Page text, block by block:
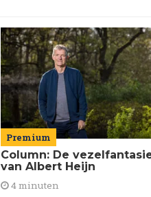
Premium
Column: De
van Albert Heijn
4 minuten